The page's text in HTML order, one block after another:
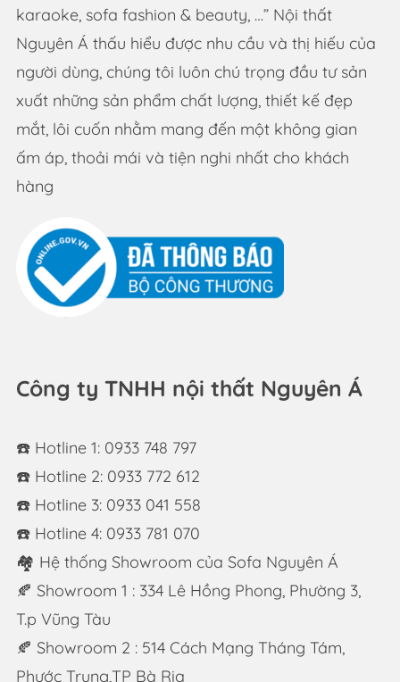
karaoke, sofa fashion & beauty, …” Nội thất
Nguyên Á thấu hiểu được nhu cầu và thị hiếu của
người dùng, chúng tôi luôn chú trọng đầu tư sản
xuất những sản phẩm chất lượng, thiết kế đẹp
mắt, lôi cuốn nhằm mang đến một không gian
ấm áp, thoải mái và tiện nghi nhất cho khách
hàng
Công ty TNHH nội thất Nguyên Á
☎️ Hotline 1: 0933 748 797
☎️ Hotline 2: 0933 772 612
☎️ Hotline 3: 0933 041 558
☎️ Hotline 4: 0933 781 070
🏘 Hệ thống Showroom của Sofa Nguyên Á
🍂 Showroom 1 : 334 Lê Hồng Phong, Phường 3,
T.p Vũng Tàu
🍂 Showroom 2 : 514 Cách Mạng Tháng Tám,
Phước Trung,TP Bà Rịa